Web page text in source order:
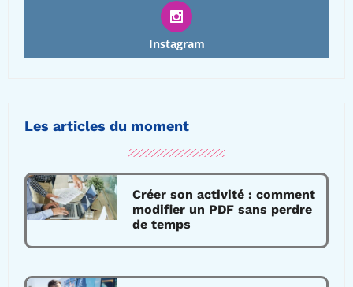
Instagram
Les articles du moment
Créer son activité : comment
modifier un PDF sans perdre
de temps